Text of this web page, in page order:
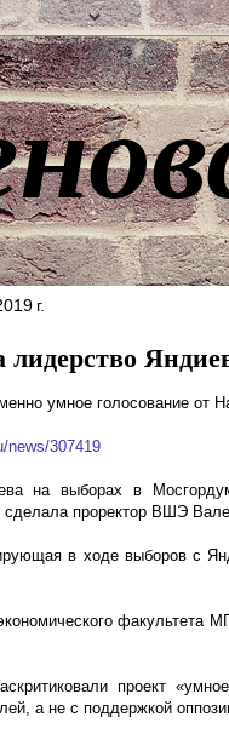
г.
лидерство
умное голосование от
news/307419
на выборах в
проректор ВШЭ
в ходе выборов с
факультета
проект
а не с поддержкой